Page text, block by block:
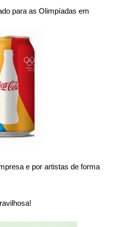
para as Olimpíadas em
e por artistas de forma